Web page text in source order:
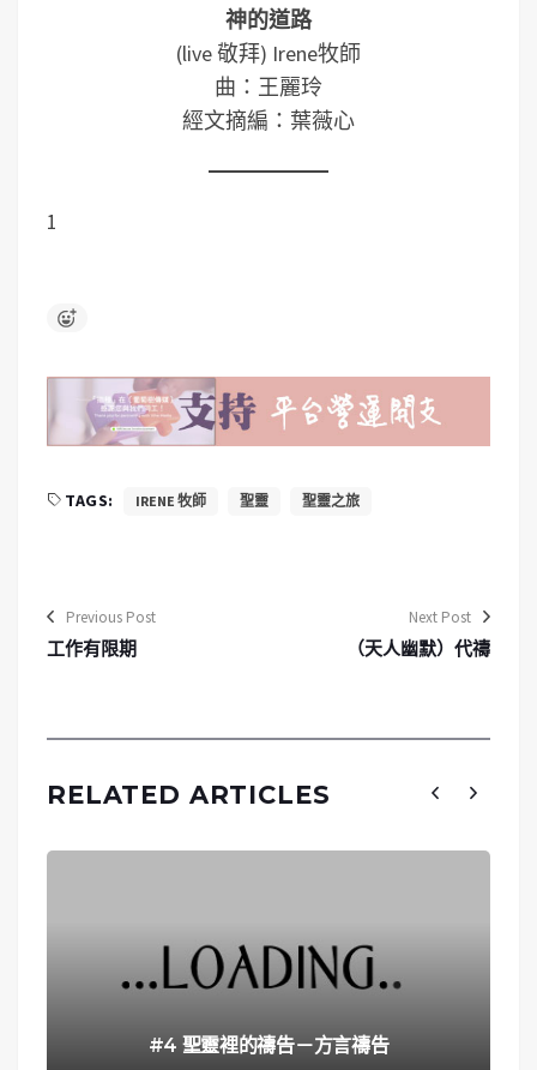
神的道路
(live 敬拜) Irene牧師
曲：王麗玲
經文摘編：葉薇心
1
TAGS: IRENE 牧師 聖靈 聖靈之旅
Previous Post
工作有限期
Next Post
（天人幽默）代禱
RELATED ARTICLES
#4 聖靈裡的禱告－方言禱告